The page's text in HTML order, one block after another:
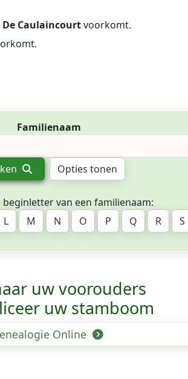
De Caulaincourtvoorkomt.
Familienaam
Opties tonen
van een familienaam:
L M N O P Q R S
uw voorouders
uw stamboom
Online